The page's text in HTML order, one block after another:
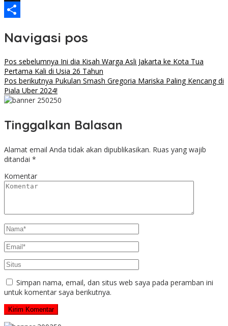
Threads
Navigasi pos
Pos sebelumnya Ini dia Kisah Warga Asli Jakarta ke Kota Tua
Pertama Kali di Usia 26 Tahun
Pos berikutnya Pukulan Smash Gregoria Mariska Paling Kencang di
Piala Uber 2024!
Tinggalkan Balasan
Alamat email Anda tidak akan dipublikasikan. Ruas yang wajib
ditandai *
Komentar
Simpan nama, email, dan situs web saya pada peramban ini
untuk komentar saya berikutnya.